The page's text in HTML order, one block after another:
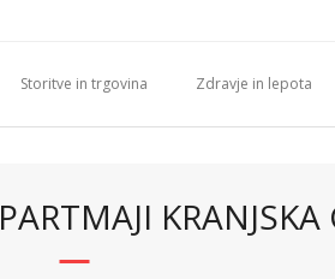
Storitve in trgovina Zdravje in lepota
KRANJSKA